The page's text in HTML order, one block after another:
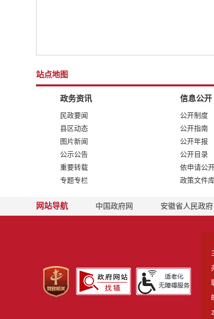
站点地图
政务资讯
民政要闻
县区动态
图片新闻
公示公告
重要转载
专题专栏
信息公开
公开制度
公开指南
公开年报
公开目录
依申请公
政策文件
网站导航 中国政府网 安徽省人民政府